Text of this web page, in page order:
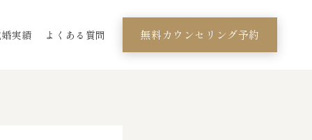
実績 よくある質問 無料カウンセリング予約